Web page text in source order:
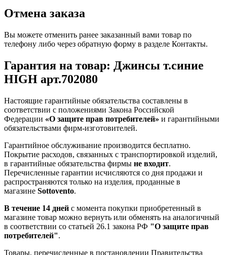
Отмена заказа
Вы можете отменить ранее заказанный вами товар по
телефону либо через обратную форму в разделе Контакты.
Гарантия на товар: Джинсы т.синие
HIGH арт.702080
Настоящие гарантийные обязательства составлены в
соответствии с положениями Закона Российской
Федерации «О защите прав потребителей» и гарантийными
обязательствами фирм-изготовителей.
Гарантийное обслуживание производится бесплатно.
Покрытие расходов, связанных с транспортировкой изделий,
в гарантийные обязательства фирмы не входит.
Перечисленные гарантии исчисляются со дня продажи и
распространяются только на изделия, проданные в
магазине Sottovento.
В течение 14 дней с момента покупки приобретенный в
магазине товар можно вернуть или обменять на аналогичный
в соответствии со статьей 26.1 закона РФ "О защите прав
потребителей".
Товары, перечисленные в постановлении Правительства